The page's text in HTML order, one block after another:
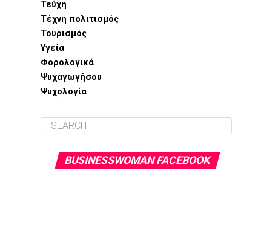
Τεύχη
Τέχνη πολιτισμός
Τουρισμός
Υγεία
Φορολογικά
Ψυχαγωγήσου
Ψυχολογία
BUSINESSWOMAN FACEBOOK